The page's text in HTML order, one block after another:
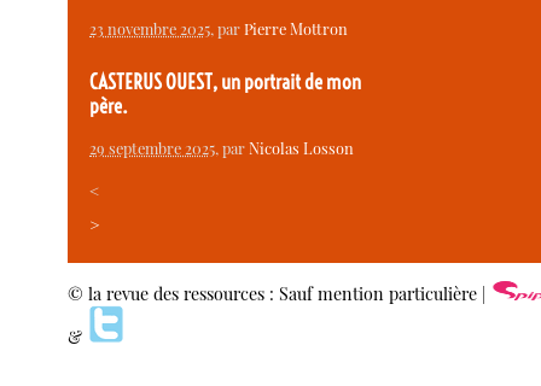
23 novembre 2025, parPierre Mottron
CASTERUS OUEST, un portrait de mon
père.
29 septembre 2025, parNicolas Losson
<
>
© la revue des ressources : Sauf mention particulière |
&